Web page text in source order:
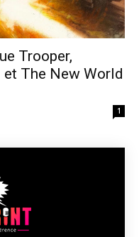
Trooper,
The New World
1